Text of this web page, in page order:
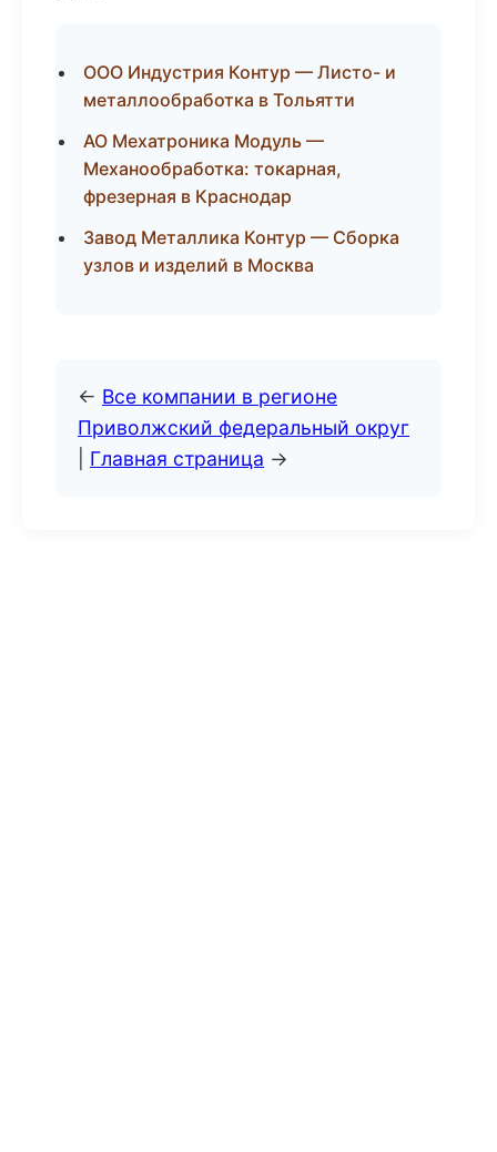
ООО Индустрия Контур — Листо- и
металлообработка в Тольятти
АО Мехатроника Модуль —
Механообработка: токарная,
фрезерная в Краснодар
Завод Металлика Контур — Сборка
узлов и изделий в Москва
← Все компании в регионе
Приволжский федеральный округ
Главная страница →